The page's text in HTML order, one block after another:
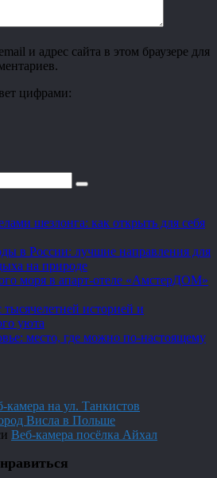
и адрес сайта в этом браузере для
цифрами:
шезлонга: как открыть для себя
в России: лучшие направления для
на природе
моря в апарт-отеле «АмстерДОМ»
историей и
уюта
место, где можно по-настоящему
камера на ул. Танкистов
Висла в Польше
Веб-камера посёлка Айхал